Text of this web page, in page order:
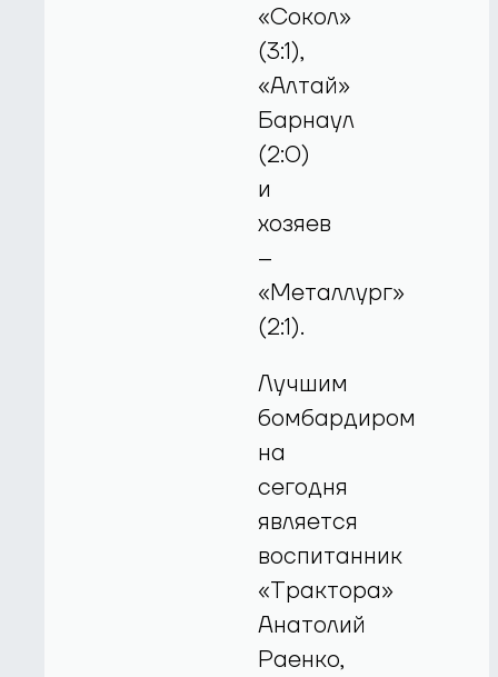
«Сокол»
(3:1),
«Алтай»
Барнаул
(2:0)
и
хозяев
–
«Металлург»
(2:1).
Лучшим
бомбардиром
на
сегодня
является
воспитанник
«Трактора»
Анатолий
Раенко,